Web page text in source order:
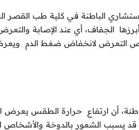
الباطنة في كلية طب القصر
الجفاف، أي عند الإصابة
التعرض لانخفاض ضغط الدم
أن ارتفاع حرارة الطقس يعرض
يسبب الشعور بالدوخة والأشخاص